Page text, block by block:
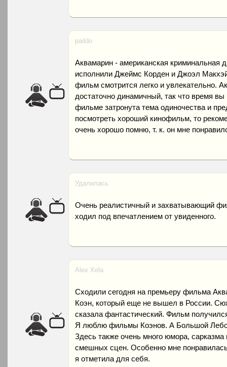
paildo
Аквамарин - американская
исполнили Джеймс Корден и Джоэл
фильм смотрится легко и увлекательно.
достаточно динамичный, так что время
фильме затронута тема одиночества и
посмотреть хороший кинофильм, то
очень хорошо помню, т. к. он мне
Удалилась
Очень реалистичный и захватывающий
ходил под впечатлением от увиденного.
Alex Xela
Сходили сегодня на премьеру фильма
Коэн, который еще не вышел в России.
сказала фантастический. Фильм
Я люблю фильмы Коэнов. А Большой
Здесь также очень много юмора,
смешных сцен. Особенно мне
я отметила для себя.